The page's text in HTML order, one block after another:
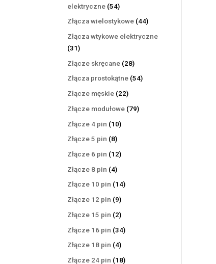
elektryczne 5454
produkty
Złącza wielostykowe 4444
Złącza wtykowe elektryczne
3131
produktów
Złącze skręcane 2828
produktów
Złącza prostokątne 5454
Złącze męskie 2222
produkty
Złącze modułowe 7979
Złącze 4 pin 1010
Złącze 5 pin 88
produktów
Złącze 6 pin 1212
Złącze 8 pin 44
produkty
Złącze 10 pin 1414
Złącze 12 pin 99
produktów
Złącze 15 pin 22
produkty
Złącze 16 pin 3434
Złącze 18 pin 44
produkty
Złącze 24 pin 1818